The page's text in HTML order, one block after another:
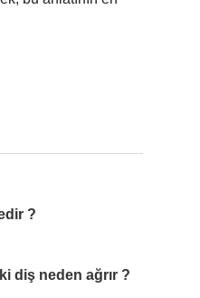
?
diş neden ağrır ?